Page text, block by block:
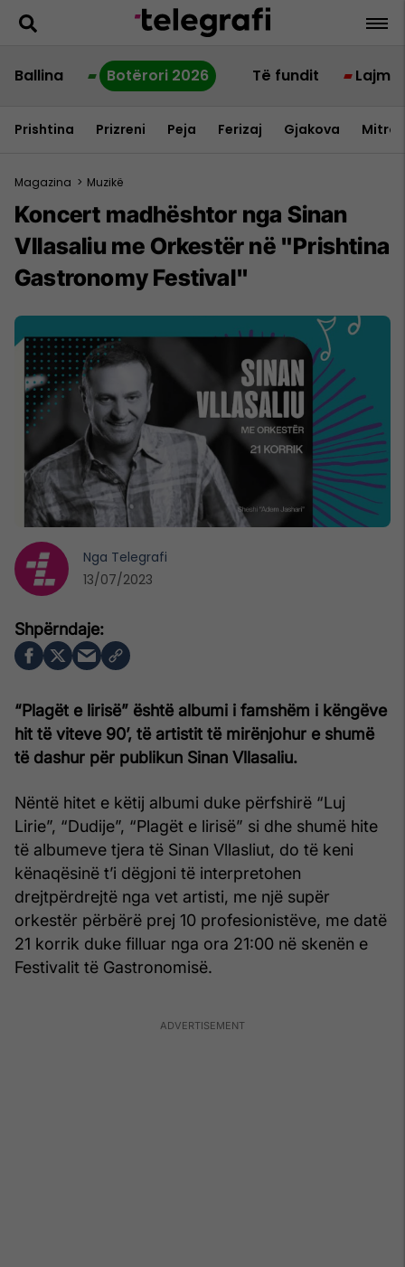
Ballina Botërori 2026 Të fundit Lajme
Prishtina Prizreni Peja Ferizaj Gjakova
Magazina > Muzikë
Koncert madhështor nga Sinan
Vllasaliu me Orkestër në "Prishtina
Gastronomy Festival"
“Plagët e lirisë” është albumi i famshëm i këngëve
hit të viteve 90’, të artistit të mirënjohur e shumë
të dashur për publikun Sinan Vllasaliu.
Nëntë hitet e këtij albumi duke përfshirë “Luj
Lirie”, “Dudije”, “Plagët e lirisë” si dhe shumë hite
të albumeve tjera të Sinan Vllasliut, do të keni
kënaqësinë t’i dëgjoni të interpretohen
drejtpërdrejtë nga vet artisti, me një supër
orkestër përbërë prej 10 profesionistëve, me datë
21 korrik duke filluar nga ora 21:00 në skenën e
Festivalit të Gastronomisë.
Nga Telegrafi
13/07/2023